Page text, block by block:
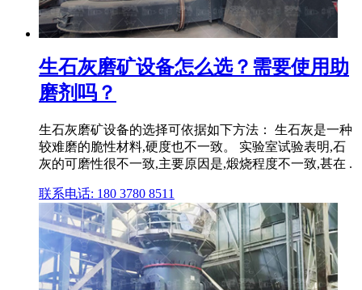
生石灰磨矿设备怎么选？需要使用助
磨剂吗？
生石灰磨矿设备的选择可依据如下方法： 生石灰是一种
较难磨的脆性材料,硬度也不一致。 实验室试验表明,石
灰的可磨性很不一致,主要原因是,煅烧程度不一致,甚在 .
联系电话: 180 3780 8511